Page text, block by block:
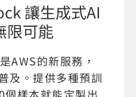
讓生成式AI
限可能
的新服務，
及。提供多種預訓